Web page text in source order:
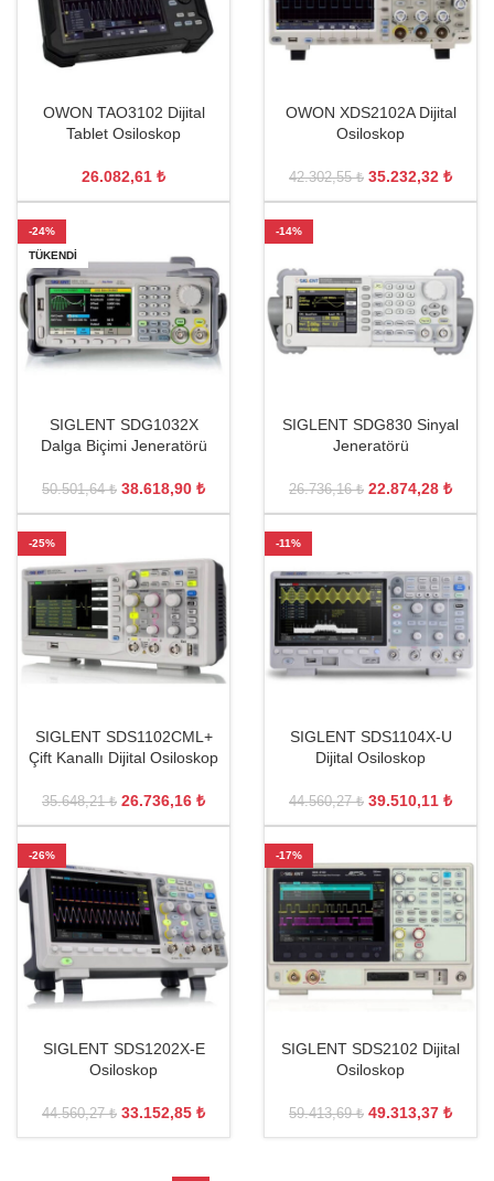
OWON TAO3102 Dijital
Tablet Osiloskop
26.082,61 ₺
OWON XDS2102A Dijital
Osiloskop
42.302,55₺ 35.232,32 ₺
-24%
TÜKENDI
SIGLENT SDG1032X
Dalga Biçimi Jeneratörü
50.501,64₺ 38.618,90 ₺
-14%
SIGLENT SDG830 Sinyal
Jeneratörü
26.736,16₺ 22.874,28 ₺
-25%
SIGLENT SDS1102CML+
Çift Kanallı Dijital Osiloskop
35.648,21₺ 26.736,16 ₺
-11%
SIGLENT SDS1104X-U
Dijital Osiloskop
44.560,27₺ 39.510,11 ₺
-26%
SIGLENT SDS1202X-E
Osiloskop
44.560,27₺ 33.152,85 ₺
-17%
SIGLENT SDS2102 Dijital
Osiloskop
59.413,69₺ 49.313,37 ₺